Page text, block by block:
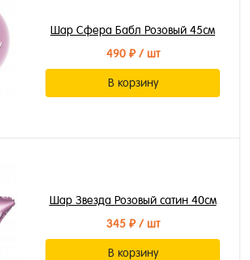
Шар Сфера Бабл Розовый 45см
490 ₽/ шт
В корзину
Шар Звезда Розовый сатин 40см
345 ₽/ шт
В корзину